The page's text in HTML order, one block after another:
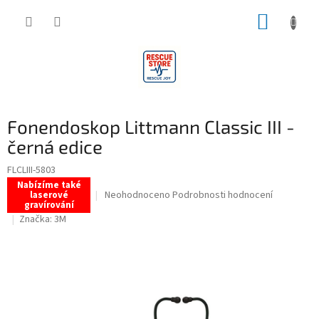
Fonendoskop Littmann Classic III -
černá edice
FLCLIII-5803
Nabízíme také
laserové
gravírování
Průměrné
Neohodnoceno Podrobnosti hodnocení
Značka: 3M